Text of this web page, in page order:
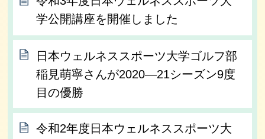
学公開講座を開催しました
日本ウェルネススポーツ大学ゴルフ部
稲見萌寧さんが2020―21シーズン9度
目の優勝
令和2年度日本ウェルネススポーツ大